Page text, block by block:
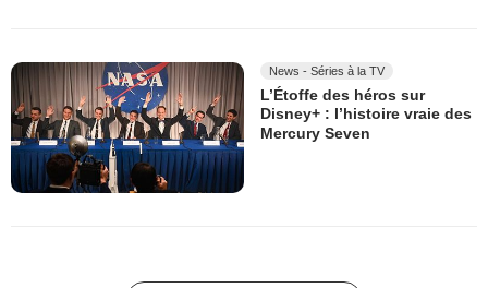
News - Séries à la TV
L’Étoffe des héros sur
Disney+ : l’histoire vraie des
Mercury Seven